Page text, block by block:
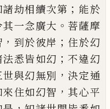
諸劫相續次第 ； 能於
一念廣大 。 菩薩摩
， 到於彼岸 ； 住於幻
悉皆如幻 ； 不違幻
世與幻無別 ， 決定通
來住如幻智 ，其心平